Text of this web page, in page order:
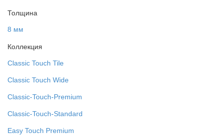
Толщина
8 мм
Коллекция
Classic Touch Tile
Classic Touch Wide
Classic-Touch-Premium
Classic-Touch-Standard
Easy Touch Premium